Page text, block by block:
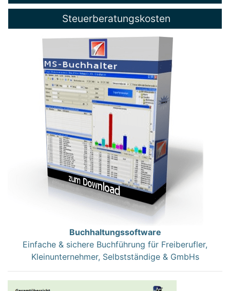
Steuerberatungskosten
Buchhaltungssoftware
Einfache & sichere Buchführung für Freiberufler,
Kleinunternehmer, Selbstständige & GmbHs